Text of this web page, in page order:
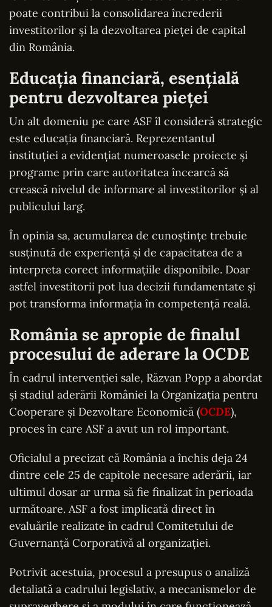
poate contribui la consolidarea încrederii
investitorilor și la dezvoltarea pieței de capital
din România.
Educația financiară, esențială
pentru dezvoltarea pieței
Un alt domeniu pe care ASF îl consideră strategic
este educația financiară. Reprezentantul
instituției a evidențiat numeroasele proiecte și
programe prin care autoritatea încearcă să
crească nivelul de informare al investitorilor și al
publicului larg.
În opinia sa, acumularea de cunoștințe trebuie
susținută de experiență și de capacitatea de a
interpreta corect informațiile disponibile. Doar
astfel investitorii pot lua decizii fundamentate și
pot transforma informația în competență reală.
România se apropie de finalul
procesului de aderare la OCDE
În cadrul intervenției sale, Răzvan Popp a abordat
și stadiul aderării României la Organizația pentru
Cooperare și Dezvoltare Economică (OCDE),
proces în care ASF a avut un rol important.
Oficialul a precizat că România a închis deja 24
dintre cele 25 de capitole necesare aderării, iar
ultimul dosar ar urma să fie finalizat în perioada
următoare. ASF a fost implicată direct în
evaluările realizate în cadrul Comitetului de
Guvernanță Corporativă al organizației.
Potrivit acestuia, procesul a presupus o analiză
detaliată a cadrului legislativ, a mecanismelor de